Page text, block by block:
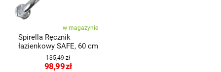
w magazynie
Spirella Ręcznik
łazienkowy SAFE, 60 cm
135,49 zł
98,99zł